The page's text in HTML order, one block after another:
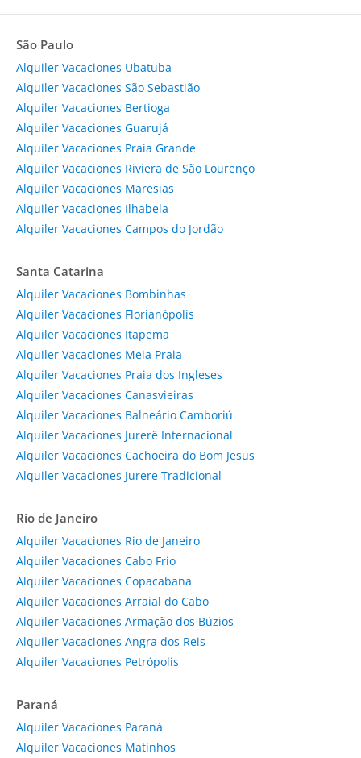
São Paulo
Alquiler Vacaciones Ubatuba
Alquiler Vacaciones São Sebastião
Alquiler Vacaciones Bertioga
Alquiler Vacaciones Guarujá
Alquiler Vacaciones Praia Grande
Alquiler Vacaciones Riviera de São Lourenço
Alquiler Vacaciones Maresias
Alquiler Vacaciones Ilhabela
Alquiler Vacaciones Campos do Jordão
Santa Catarina
Alquiler Vacaciones Bombinhas
Alquiler Vacaciones Florianópolis
Alquiler Vacaciones Itapema
Alquiler Vacaciones Meia Praia
Alquiler Vacaciones Praia dos Ingleses
Alquiler Vacaciones Canasvieiras
Alquiler Vacaciones Balneário Camboriú
Alquiler Vacaciones Jurerê Internacional
Alquiler Vacaciones Cachoeira do Bom Jesus
Alquiler Vacaciones Jurere Tradicional
Rio de Janeiro
Alquiler Vacaciones Rio de Janeiro
Alquiler Vacaciones Cabo Frio
Alquiler Vacaciones Copacabana
Alquiler Vacaciones Arraial do Cabo
Alquiler Vacaciones Armação dos Búzios
Alquiler Vacaciones Angra dos Reis
Alquiler Vacaciones Petrópolis
Paraná
Alquiler Vacaciones Paraná
Alquiler Vacaciones Matinhos